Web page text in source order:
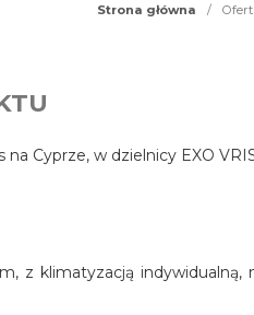
Strona główna /
Cyprze, w dzielnicy EXO
z klimatyzacją